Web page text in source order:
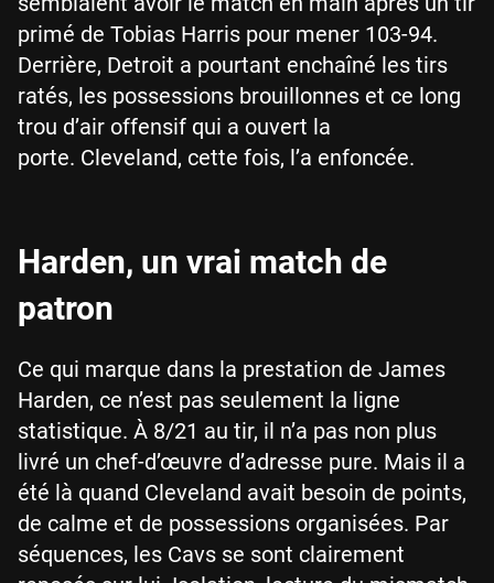
primé de Tobias Harris pour mener 103-94.
Derrière, Detroit a pourtant enchaîné les tirs
ratés, les possessions brouillonnes et ce long
trou d’air offensif qui a ouvert la
porte. Cleveland, cette fois, l’a enfoncée.
Harden, un vrai match de
patron
Ce qui marque dans la prestation de James
Harden, ce n’est pas seulement la ligne
statistique. À 8/21 au tir, il n’a pas non plus
livré un chef-d’œuvre d’adresse pure. Mais il a
été là quand Cleveland avait besoin de points,
de calme et de possessions organisées. Par
séquences, les Cavs se sont clairement